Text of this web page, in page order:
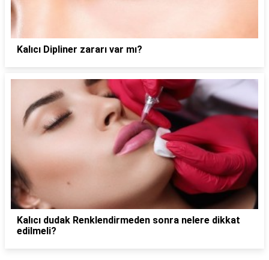
Kalıcı Dipliner zararı var mı?
Kalıcı dudak Renklendirmeden sonra nelere dikkat
edilmeli?